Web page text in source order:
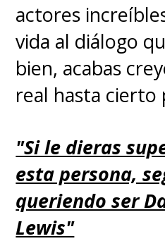
actores
vida al diálogo
bien, acabas
real hasta cierto
"Si le dieras
esta persona,
queriendo ser
Lewis"